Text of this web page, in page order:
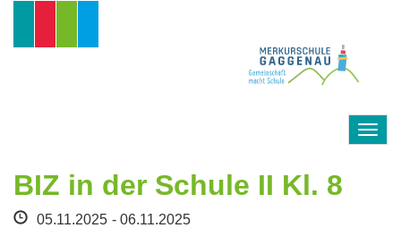
Inhalt
BIZ in der Schule II Kl. 8
05.11.2025
06.11.2025